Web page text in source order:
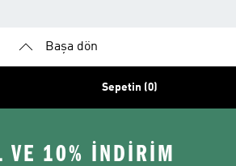
Başa dön
Sepetin (0)
VE 10% İNDİRİM